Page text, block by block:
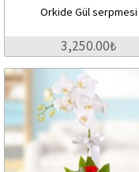
Orkide Gül serpmesi
3,250.00₺